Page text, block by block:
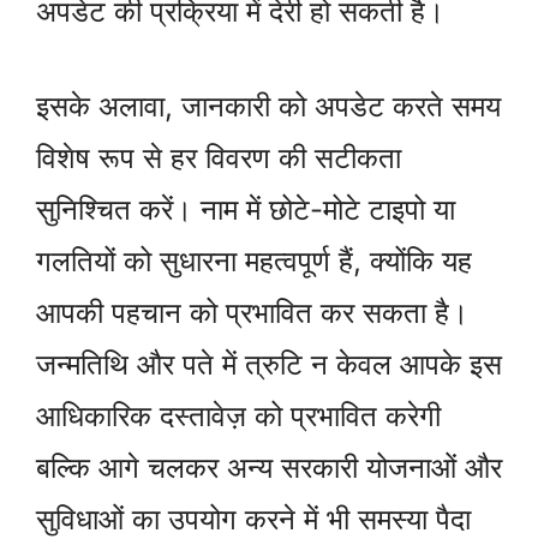
अपडेट की प्रक्रिया में देरी हो सकती है।
इसके अलावा, जानकारी को अपडेट करते समय
विशेष रूप से हर विवरण की सटीकता
सुनिश्चित करें। नाम में छोटे-मोटे टाइपो या
गलतियों को सुधारना महत्वपूर्ण हैं, क्योंकि यह
आपकी पहचान को प्रभावित कर सकता है।
जन्मतिथि और पते में त्रुटि न केवल आपके इस
आधिकारिक दस्तावेज़ को प्रभावित करेगी
बल्कि आगे चलकर अन्य सरकारी योजनाओं और
सुविधाओं का उपयोग करने में भी समस्या पैदा